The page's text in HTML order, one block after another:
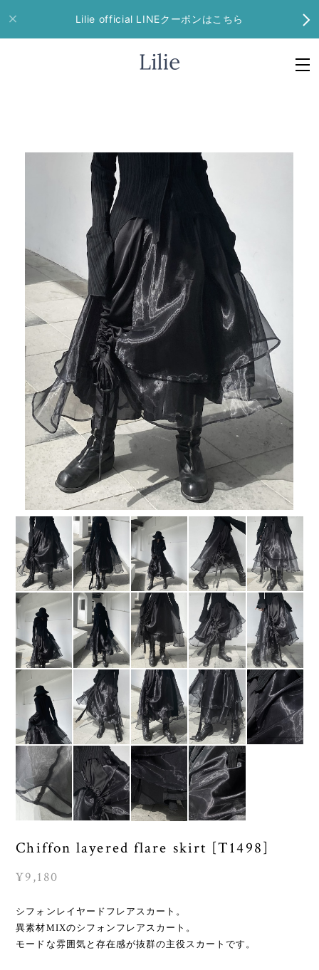
Lilie official LINEクーポンはこちら
Chiffon layered flare skirt [T1498]
¥9,180
シフォンレイヤードフレアスカート。
異素材MIXのシフォンフレアスカート。
モードな雰囲気と存在感が抜群の主役スカートです。